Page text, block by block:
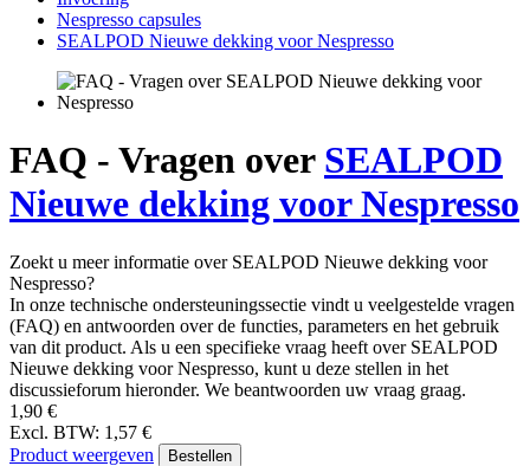
Nespresso capsules
SEALPOD Nieuwe dekking voor Nespresso
FAQ - Vragen over SEALPOD
Nieuwe dekking voor Nespresso
Zoekt u meer informatie over SEALPOD Nieuwe dekking voor
Nespresso?
In onze technische ondersteuningssectie vindt u veelgestelde vragen
(FAQ) en antwoorden over de functies, parameters en het gebruik
van dit product. Als u een specifieke vraag heeft over SEALPOD
Nieuwe dekking voor Nespresso, kunt u deze stellen in het
discussieforum hieronder. We beantwoorden uw vraag graag.
1,90 €
Excl. BTW: 1,57 €
Product weergeven
Bestellen